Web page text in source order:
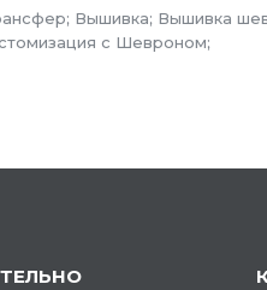
Вышивка; Вышивка
с Шевроном;